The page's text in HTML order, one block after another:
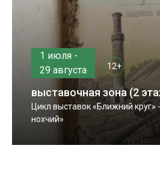
1 июля -
29 августа
12+
выставочная зона (2
Цикл выставок «Ближний круг»
нохчий»